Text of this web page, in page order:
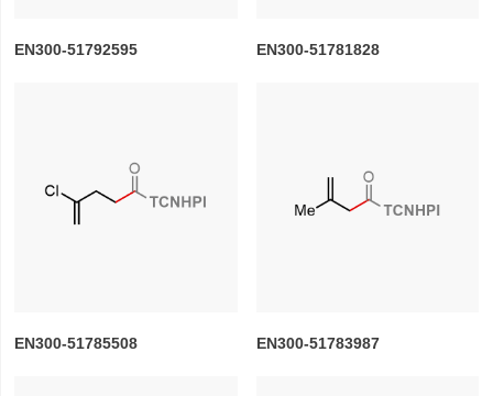
EN300-51792595 EN300-51781828
EN300-51785508 EN300-51783987